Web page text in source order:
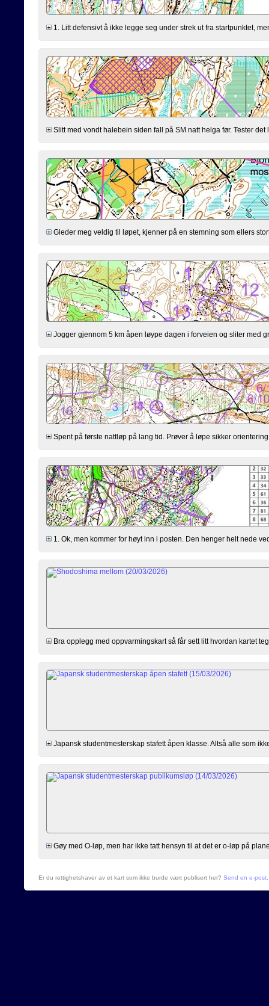
1. Litt defensivt å ikke legge seg under strek ut fra startpunktet,
Slitt med vondt halebein siden fall på SM natt helga før. Tester
Gleder meg veldig til løpet, kjenner på en stemning som ellers
Jogger gjennom 5 km åpen løype dagen i forveien og sliter med
Spent på første nattløp på lang tid. Prøver å løpe sikker
1. Ok, men kommer for høyt inn i posten. Den henger helt nede
Bra opplegg med oppvarmingskart så får sett litt hvordan kartet
Japansk studentmesterskap stafett åpen klasse. Altså alle som
Gøy med O-løp, men har ikke tatt hensyn til at det er o-løp på
Er du rettighetshaver av et kart som ikke burde vært publisert her? Send en e-post